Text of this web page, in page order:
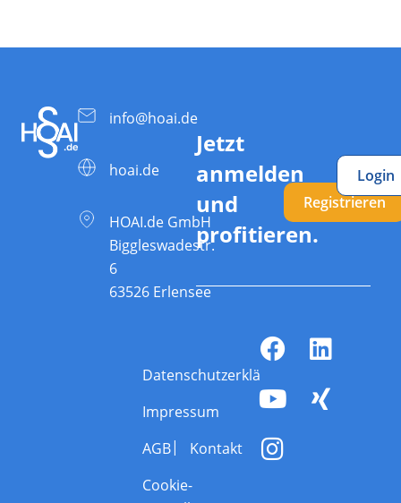
info@hoai.de
hoai.de
HOAI.de GmbH
Biggleswadestr.
6
63526 Erlensee
Jetzt
anmelden
und
profitieren.
Registrieren
Login
Datenschutzerklärung
Impressum
AGB
Kontakt
Cookie-